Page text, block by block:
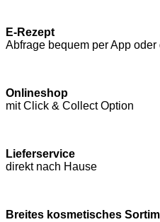
E-Rezept
Abfrage bequem per App
Onlineshop
mit Click & Collect Option
Lieferservice
direkt nach Hause
Breites kosmetisches